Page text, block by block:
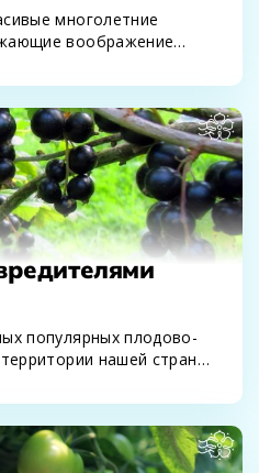
многолетние
воображение
популярных плодово-
нашей страны.